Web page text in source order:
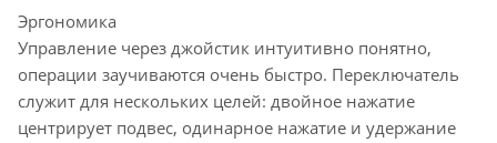
Эргономика
Управление через джойстик интуитивно понятно,
операции заучиваются очень быстро. Переключатель
служит для нескольких целей: двойное нажатие
центрирует подвес, одинарное нажатие и удержание